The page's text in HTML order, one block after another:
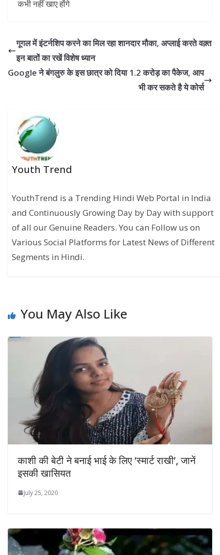
गूगल में इंटर्नशिप करने का मिल रहा शानदार मौका, अप्लाई करते वक़्त
इन बातों का रखें विशेष ध्यान
Google ने बंगलुरु के इस छात्र को दिया 1.2 करोड़ का पैकेज, आप
भी कर सकते है ये कोर्स
Youth Trend
YouthTrend is a Trending Hindi Web Portal in India
and Continuously Growing Day by Day with support
of all our Genuine Readers. You can Follow us on
Various Social Platforms for Latest News of Different
Segments in Hindi.
You May Also Like
काशी की बेटी ने बनाई भाई के लिए ‘स्मार्ट राखी’, जानें
इसकी खासियत
July 25, 2020